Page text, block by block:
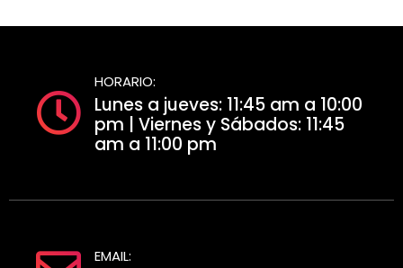
HORARIO:
Lunes a jueves: 11:45 am a 10:00
pm | Viernes y Sábados: 11:45
am a 11:00 pm
EMAIL: